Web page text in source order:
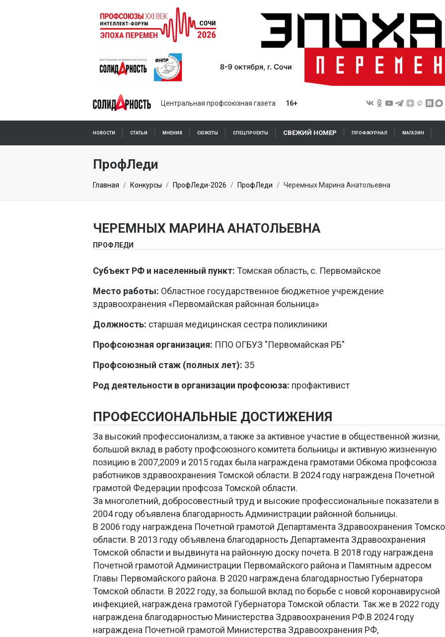
Центральная профсоюзная газета 16+
НОВОСТИ СТАТЬИ МНЕНИЯ СЮЖЕТЫ СПЕЦПРОЕКТЫ СВЕЖИЙ НОМЕР ПРОФЖУРНАЛ МАГАЗИН
ПОДПИСКА ОНЛАЙН
ПрофЛеди
Главная Конкурсы ПрофЛеди-2026 ПрофЛеди Черемных Марина Анатольевна
ЧЕРЕМНЫХ МАРИНА АНАТОЛЬЕВНА
ПРОФЛЕДИ
Субъект РФ и населенный пункт: Томская область, с. Первомайское
Место работы: Областное государственное бюджетное учреждение
здравоохранения «Первомайская районная больница»
Должность: старшая медицинская сестра поликлиники
Профсоюзная организация: ППО ОГБУЗ "Первомайская РБ"
Профсоюзный стаж (полных лет): 35
Род деятельности в организации профсоюза: профактивист
ПРОФЕССИОНАЛЬНЫЕ ДОСТИЖЕНИЯ
За высокий профессионализм, а также за активное участие в общественной жизни,
большой вклад в работу профсоюзного комитета больницы и активную жизненную
позицию в 2007,2009 и 2015 годах была награждена грамотами Обкома профсоюза
работников здравоохранения Томской области. В 2024 году награждена Почетной
грамотой Федерации профсоза Томской области.
За многолетний, добросовестный труд и высокие профессиональные показатели в
2004 году объявлена благодарность Администрации районной больницы.
В 2006 году награждена Почетной грамотой Департамента Здравоохранения
области. В 2013 году объявлена благодарность Департамента Здравоохранения
Томской области и выдвинута на районную доску почета. В 2018 году награждена
Почетной грамотой Администрации Первомайского района и Памятным адресом
Главы Первомайского района. В 2020 награждена благодарностью Губернатора
Томской области. В 2022 году, за большой вклад по борьбе с новой коронавирусной
инфекцией, награждена грамотой Губернатора Томской области. Так же в 2022 году
награждена благодарностью Министерства Здравоохранения РФ.В 2024 году
награждена Почетной грамотой Министерства Здравоохранения РФ,